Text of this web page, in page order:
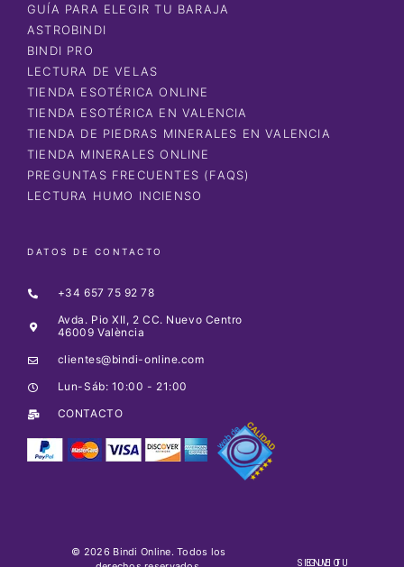
GUÍA PARA ELEGIR TU BARAJA
ASTROBINDI
BINDI PRO
LECTURA DE VELAS
TIENDA ESOTÉRICA ONLINE
TIENDA ESOTÉRICA EN VALENCIA
TIENDA DE PIEDRAS MINERALES EN VALENCIA
TIENDA MINERALES ONLINE
PREGUNTAS FRECUENTES (FAQS)
LECTURA HUMO INCIENSO
DATOS DE CONTACTO
+34 657 75 92 78
Avda. Pio XII, 2 CC. Nuevo Centro
46009 València
clientes@bindi-online.com
Lun-Sáb: 10:00 - 21:00
CONTACTO
© 2026 Bindi Online. Todos los
SIGUE TU ENVIO